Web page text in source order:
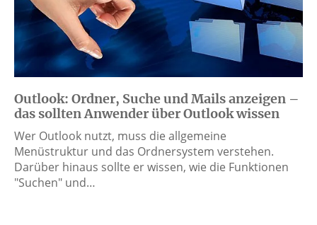
Outlook: Ordner, Suche und Mails anzeigen –
das sollten Anwender über Outlook wissen
Wer Outlook nutzt, muss die allgemeine
Menüstruktur und das Ordnersystem verstehen.
Darüber hinaus sollte er wissen, wie die Funktionen
"Suchen" und…